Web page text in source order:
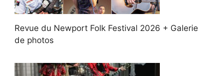
Revue du Newport Folk Festival 2026 + Galerie
de photos